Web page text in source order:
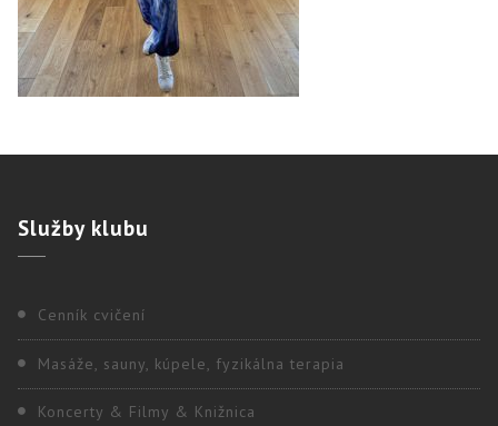
Službyklubu
Cenník cvičení
Masáže, sauny, kúpele, fyzikálna terapia
Koncerty & Filmy & Knižnica